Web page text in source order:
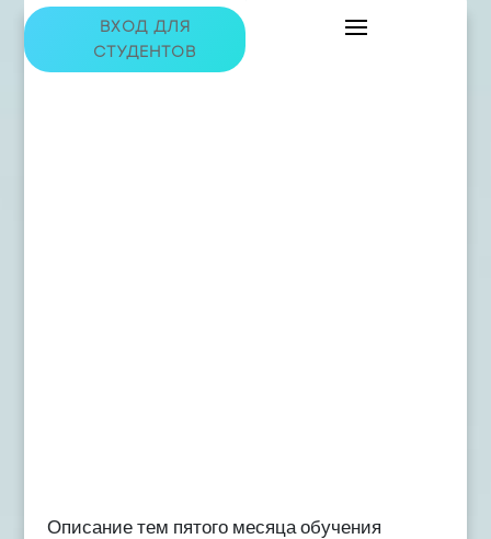
ВХОД ДЛЯ
СТУДЕНТОВ
Описание тем пятого месяца обучения